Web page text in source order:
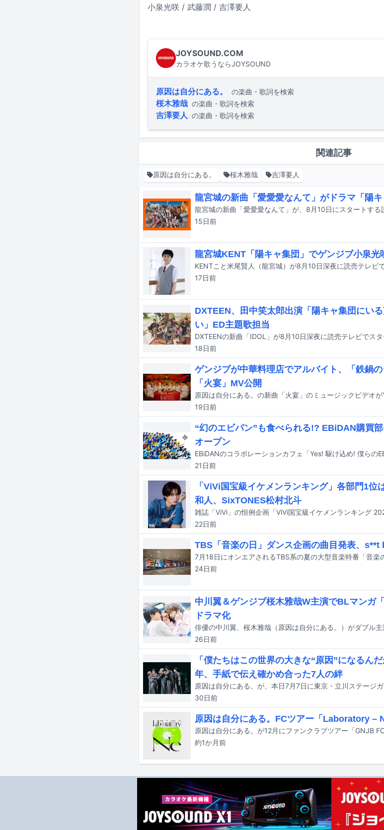
小泉光咲 / 武藤潤 / 吉澤要人
JOYSOUND.COM
カラオケ歌うならJOYSOUND
原因は自分にある。 の楽曲・歌詞を検索
桜木雅哉 の楽曲・歌詞を検索
吉澤要人 の楽曲・歌詞を検索
関連記事
原因は自分にある。 桜木雅哉 吉澤要人
龍宮城の新曲「愛愛愛なんて」がドラマ「陽
15日前
龍宮城KENT「陽キャ集団」でゲンジブ小泉光
17日前
DXTEEN、田中笑太郎出演「陽キャ集団にい
い」ED主題歌担当
18日前
ゲンジブが中華料理店でアルバイト、「鉄鍋
「火宴」MV公開
原因は自分にある。の新曲「火宴」のミュージックビデオが
19日前
“幻のエビパン”も食べられる!? EBiDAN購買
オープン
21日前
「ViVi国宝級イケメンランキング」各部門1
和人、SixTONES松村北斗
雑誌「ViVi」の恒例企画「ViVi国宝級イケメンランキング
22日前
TBS「音楽の日」ダンス企画の曲目発表、
24日前
中川翼＆ゲンジブ桜木雅哉W主演でBLマンガ
ドラマ化
26日前
「僕たちはこの世界の大きな“原因”になるん
年、手紙で伝え確かめ合った7人の絆
30日前
原因は自分にある。FCツアー「Laboratory –
約1か月前